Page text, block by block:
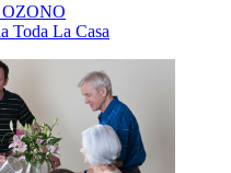
Toda La Casa